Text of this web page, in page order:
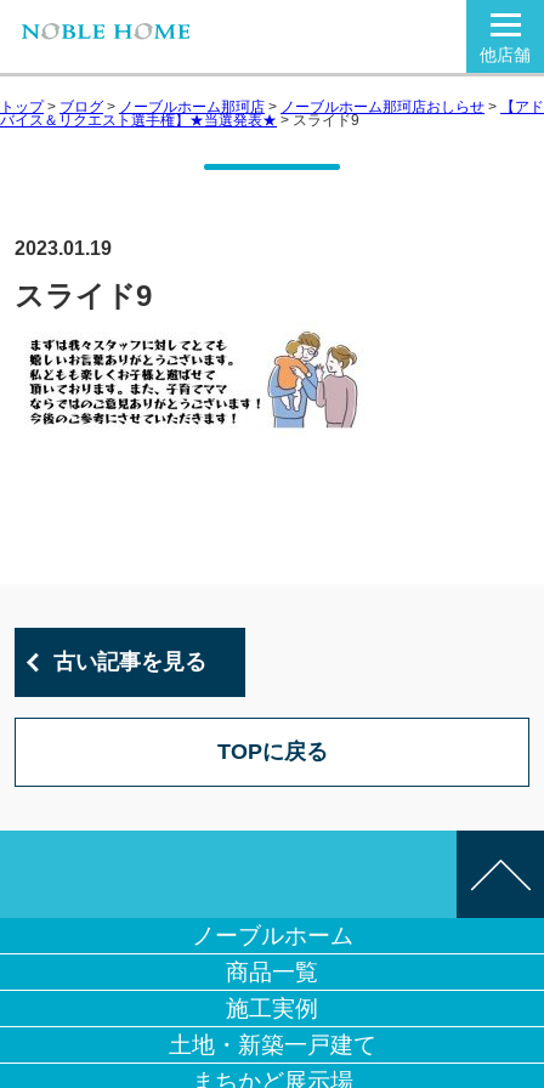
他店舗
トップ> ブログ > ノーブルホーム那珂店 > ノーブルホーム那珂店おしらせ > 【アド
バイス＆リクエスト選手権】★当選発表★ > スライド9
2023.01.19
スライド9
古い記事を見る
TOPに戻る
ノーブルホーム
商品一覧
施工実例
土地・新築一戸建て
まちかど展示場